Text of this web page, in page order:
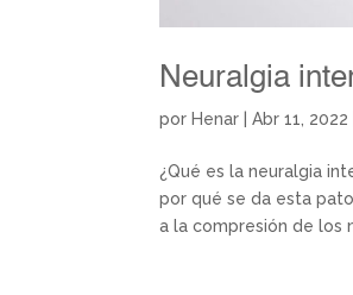
Neuralgia
por Henar |Abr 11, 2022
¿Qué es la neuralgia
por qué se da esta
a la compresión de los